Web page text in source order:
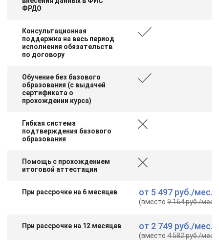
ФРДО
Консультационная
поддержка на весь период
исполнения обязательств
по договору
Обучение без базового
образования (с выдачей
сертификата о
прохождении курса)
Гибкая система
подтверждения базового
образования
Помощь с прохождением
итоговой аттестации
При рассрочке на 6 месяцев от 5 497 руб./мес.
(вместо9 164 руб./мес.
При рассрочке на 12 месяцев от 2 749 руб./мес.
(вместо4 582 руб./мес.